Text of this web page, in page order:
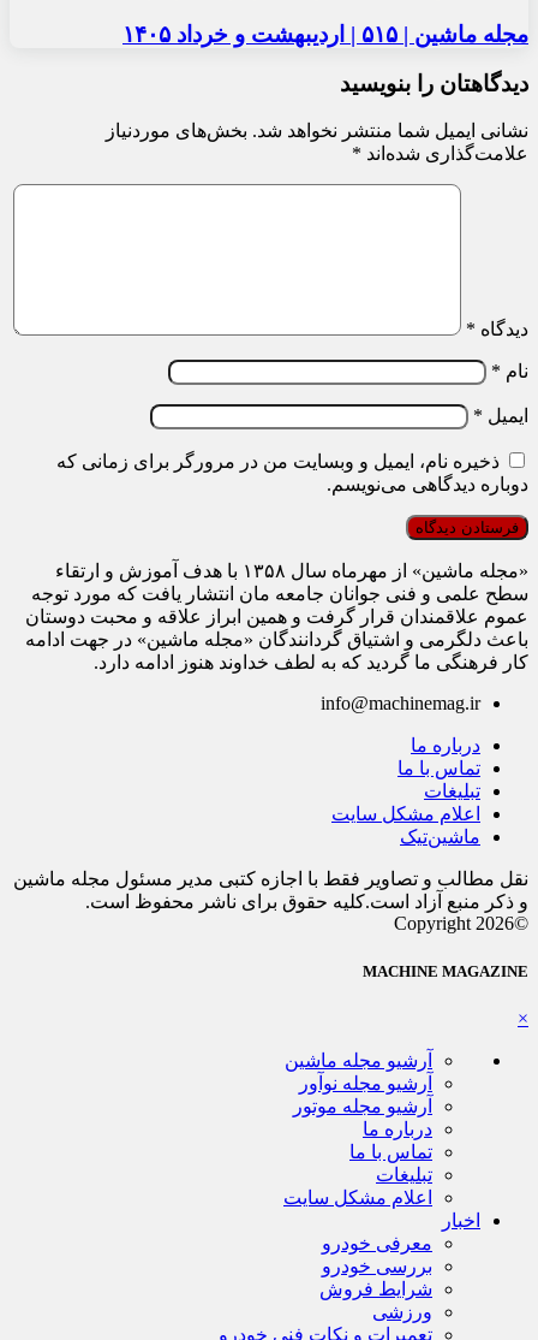
مجله ماشین | ۵۱۵ | اردیبهشت و خرداد ۱۴۰۵
دیدگاهتان را بنویسید
نشانی ایمیل شما منتشر نخواهد شد. بخش‌های موردنیاز
علامت‌گذاری شده‌اند *
دیدگاه *
نام *
ایمیل *
ذخیره نام، ایمیل و وبسایت من در مرورگر برای زمانی که
دوباره دیدگاهی می‌نویسم.
«مجله ماشین» از مهرماه سال ۱۳۵۸ با هدف آموزش و ارتقاء
سطح علمی و فنی جوانان جامعه مان انتشار یافت که مورد توجه
عموم علاقمندان قرار گرفت و همین ابراز علاقه و محبت دوستان
باعث دلگرمی و اشتیاق گردانندگان «مجله ماشین» در جهت ادامه
کار فرهنگی ما گردید که به لطف خداوند هنوز ادامه دارد.
info@machinemag.ir
درباره ما
تماس با ما
تبلیغات
اعلام مشکل سایت
ماشین‌تیک
نقل مطالب و تصاویر فقط با اجازه کتبی مدیر مسئول مجله ماشین
و ذکر منبع آزاد است.کلیه حقوق برای ناشر محفوظ است.
©Copyright 2026
MACHINE MAGAZINE
×
آرشیو مجله ماشین
آرشیو مجله نوآور
آرشیو مجله موتور
درباره ما
تماس با ما
تبلیغات
اعلام مشکل سایت
اخبار
معرفی خودرو
بررسی خودرو
شرایط فروش
ورزشی
تعمیرات و نکات فنی خودرو